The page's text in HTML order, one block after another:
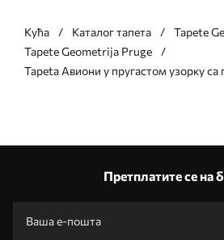
Кућа Каталог тапета
Tapete
Tapete Geometrija Pruge
Tapeta Авиони у пругастом узорку са
Претплатите се на